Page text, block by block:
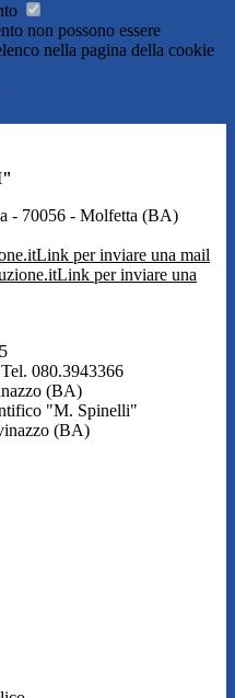
non possono essere
nella pagina della cookie
- 70056 - Molfetta (BA)
Link per inviare una mail
Link per inviare una
080.3943366
(BA)
"M. Spinelli"
(BA)